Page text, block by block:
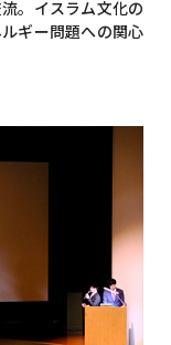
。イスラム文化の
ギー問題への関心